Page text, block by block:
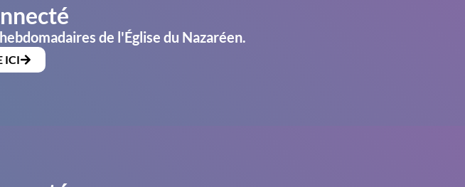
de l'Église du Nazaréen.
ICI